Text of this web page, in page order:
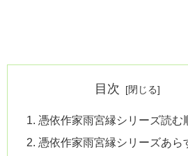
目次
憑依作家雨宮縁シリーズ読む
憑依作家雨宮縁シリーズあら